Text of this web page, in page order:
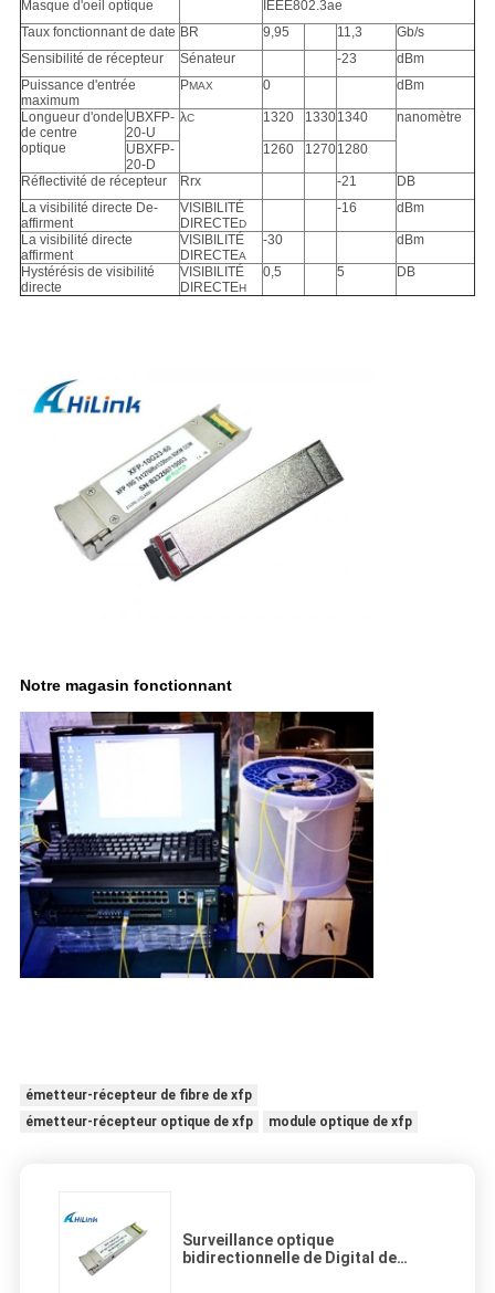
Masque d'oeil optique
IEEE802.3ae
Taux fonctionnant de date BR 9,95 11,3
Gb/s
Sensibilité de récepteur
Sénateur -23
dBm
Puissance d'entrée
maximum
PMAX 0 dBm
Longueur d'onde
de centre
optique
UBXFP-
20-U
λC 1320 13301340 nanomètre
UBXFP-
20-D
1260 12701280
Réflectivité de récepteur Rrx -21
DB
La visibilité directe De-
affirment
VISIBILITÉ
DIRECTED
-16 dBm
La visibilité directe
affirment
VISIBILITÉ
DIRECTEA
-30 dBm
Hystérésis de visibilité
directe
VISIBILITÉ
DIRECTEH
0,5 5 DB
Notre magasin fonctionnant
émetteur-récepteur de fibre de xfp
émetteur-récepteur optique de xfp
module optique de xfp
Surveillance optique
bidirectionnelle de Digital de